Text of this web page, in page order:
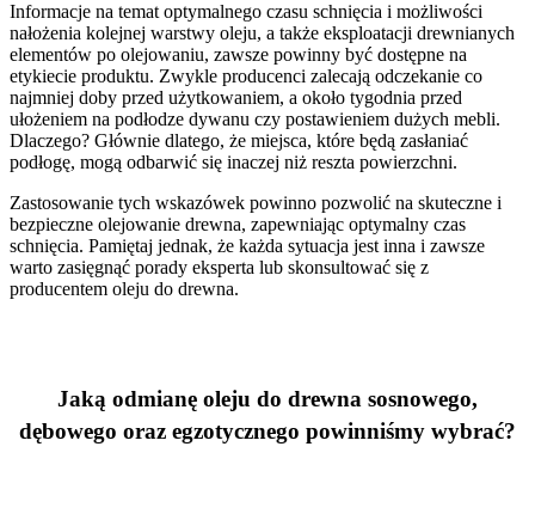
Informacje na temat optymalnego czasu schnięcia i możliwości
nałożenia kolejnej warstwy oleju, a także eksploatacji drewnianych
elementów po olejowaniu, zawsze powinny być dostępne na
etykiecie produktu. Zwykle producenci zalecają odczekanie co
najmniej doby przed użytkowaniem, a około tygodnia przed
ułożeniem na podłodze dywanu czy postawieniem dużych mebli.
Dlaczego? Głównie dlatego, że miejsca, które będą zasłaniać
podłogę, mogą odbarwić się inaczej niż reszta powierzchni.
Zastosowanie tych wskazówek powinno pozwolić na skuteczne i
bezpieczne olejowanie drewna, zapewniając optymalny czas
schnięcia. Pamiętaj jednak, że każda sytuacja jest inna i zawsze
warto zasięgnąć porady eksperta lub skonsultować się z
producentem oleju do drewna.
Jaką odmianę oleju do drewna sosnowego,
dębowego oraz egzotycznego powinniśmy wybrać?